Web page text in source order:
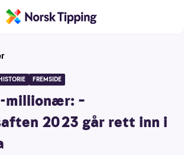
FREMSIDE
millionær: –
2023 går rett inn i